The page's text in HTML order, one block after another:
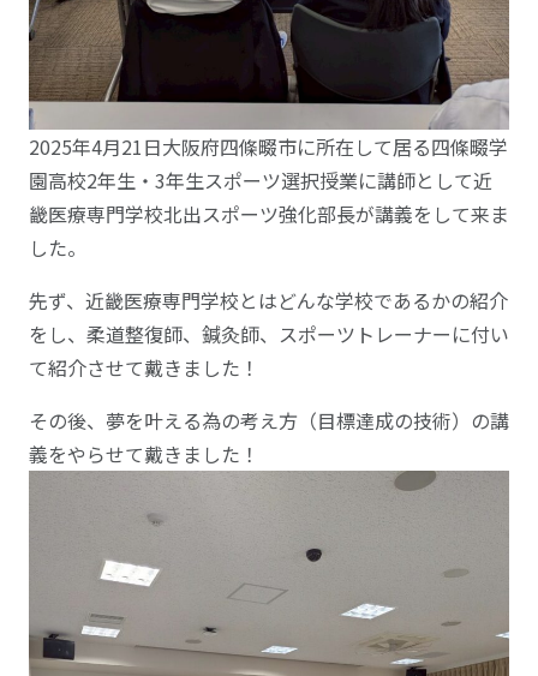
2025年4月21日大阪府四條畷市に所在して居る四條畷学
園高校2年生・3年生スポーツ選択授業に講師として近
畿医療専門学校北出スポーツ強化部長が講義をして来ま
した。
先ず、近畿医療専門学校とはどんな学校であるかの紹介
をし、柔道整復師、鍼灸師、スポーツトレーナーに付い
て紹介させて戴きました！
その後、夢を叶える為の考え方（目標達成の技術）の講
義をやらせて戴きました！